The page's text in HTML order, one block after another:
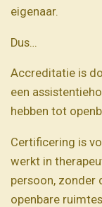
eigenaar.
Dus…
Accreditatie is
een
hebben tot
Certificering is
werkt in
persoon, zonder
openbare